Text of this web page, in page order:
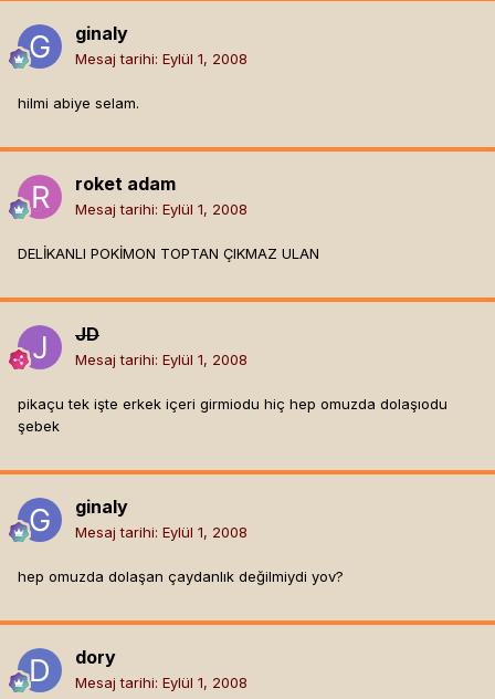
ginaly
Mesaj tarihi: Eylül 1, 2008
hilmi abiye selam.
roket adam
Mesaj tarihi: Eylül 1, 2008
DELİKANLI POKİMON TOPTAN ÇIKMAZ ULAN
JD
Mesaj tarihi: Eylül 1, 2008
pikaçu tek işte erkek içeri girmiodu hiç hep omuzda dolaşıodu
şebek
ginaly
Mesaj tarihi: Eylül 1, 2008
hep omuzda dolaşan çaydanlık değilmiydi yov?
dory
Mesaj tarihi: Eylül 1, 2008